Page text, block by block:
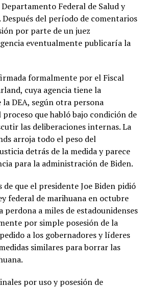
Federal de Salud y
Después del período de comentarios
por parte de un juez
eventualmente publicaría la
formalmente por el Fiscal
cuya agencia tiene la
DEA, según otra persona
que habló bajo condición de
las deliberaciones internas. La
arroja todo el peso del
detrás de la medida y parece
para la administración de Biden.
de que el presidente Joe Biden pidió
federal de marihuana en octubre
perdona a miles de estadounidenses
por simple posesión de la
a los gobernadores y líderes
similares para borrar las
por uso y posesión de